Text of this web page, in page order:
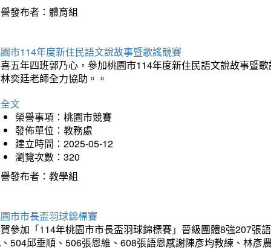
發布者：體育組
市114年度新住民語文說故事暨歌謠競賽
五年四班郭乃心，參加桃園市114年度新住民語文說故事暨
奕廷老師全力協助。。
文
榮譽事項：桃園市競賽
發佈單位：教務處
建立時間：2025-05-12
瀏覽次數：320
發布者：教學組
市市長盃羽球錦標賽
參加「114年桃園市市長盃羽球錦標賽」晉級團體8強207張
504邱垂順、506張恩維、608張語恩感謝陳彥均教練、林彥